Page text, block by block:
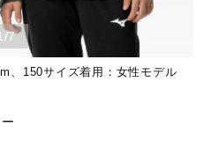
7
、150サイズ着用：女性モデル